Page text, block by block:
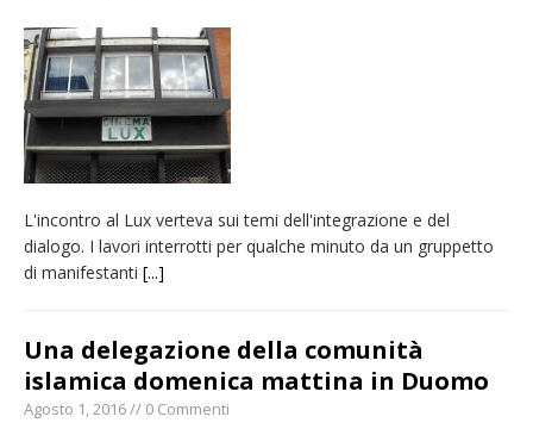
Estate di sagre anche per i mezzi storici della
collezione della Fondazione Marazzato
Pro vs Saluzzo, amichevole di buon riscontro
Piscina ex Enal non balneabile dopo i controlli
dell’Asl. Il Comune: «Misura precauzionale e
provvisoria»
Dieci anni fa l’ingresso a Vercelli
dell’arcivescovo mons. Marco Arnolfo
L'incontro al Lux verteva sui temi dell'integrazione e del
dialogo. I lavori interrotti per qualche minuto da un gruppetto
di manifestanti [...]
Una delegazione della comunità
islamica domenica mattina in Duomo
Agosto 1, 2016 // 0 Commenti